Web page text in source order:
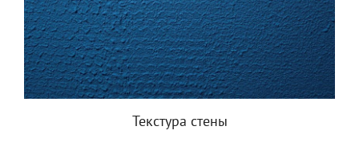
Текстура стены